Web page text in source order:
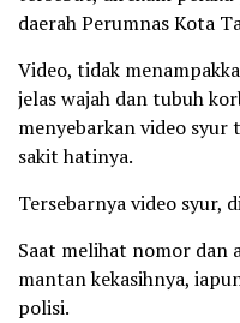
daerah Perumnas Kota
Video, tidak
jelas wajah dan tubuh
menyebarkan video syur
sakit hatinya.
Tersebarnya video syur,
Saat melihat nomor dan
mantan kekasihnya,
polisi.